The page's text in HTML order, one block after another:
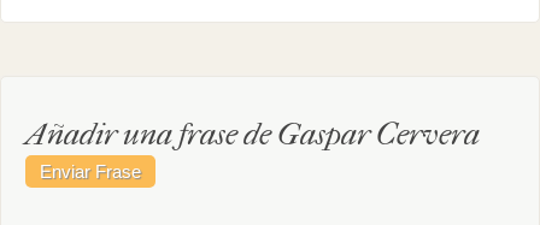
Añadir una frase de Gaspar Cervera